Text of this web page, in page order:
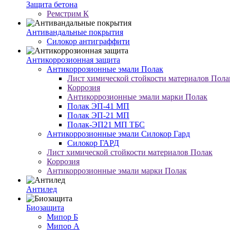
Защита бетона
Ремстрим К
Антивандальные покрытия
Cилокор антиграффити
Антикоррозионная защита
Антикоррозионные эмали Полак
Лист химической стойкости материалов
Коррозия
Антикоррозионные эмали марки Полак
Полак ЭП-41 МП
Полак ЭП-21 МП
Полак-ЭП21 МП ТБС
Антикоррозионные эмали Силокор Гард
Силокор ГАРД
Лист химической стойкости материалов Полак
Коррозия
Антикоррозионные эмали марки Полак
Антилед
Биозащита
Мипор Б
Мипор А